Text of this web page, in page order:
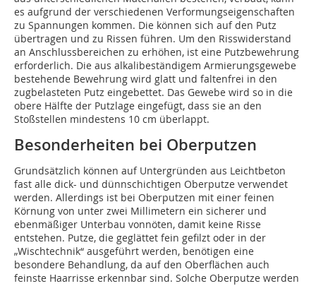
es aufgrund der verschiedenen Verformungseigenschaften
zu Spannungen kommen. Die können sich auf den Putz
übertragen und zu Rissen führen. Um den Risswiderstand
an Anschlussbereichen zu erhöhen, ist eine Putzbewehrung
erforderlich. Die aus alkalibeständigem Armierungsgewebe
bestehende Bewehrung wird glatt und faltenfrei in den
zugbelasteten Putz eingebettet. Das Gewebe wird so in die
obere Hälfte der Putzlage eingefügt, dass sie an den
Stoßstellen mindestens 10 cm überlappt.
Besonderheiten bei Oberputzen
Grundsätzlich können auf Untergründen aus Leichtbeton
fast alle dick- und dünnschichtigen Oberputze verwendet
werden. Allerdings ist bei Oberputzen mit einer feinen
Körnung von unter zwei Millimetern ein sicherer und
ebenmäßiger Unterbau vonnöten, damit keine Risse
entstehen. Putze, die geglättet fein gefilzt oder in der
„Wischtechnik“ ausgeführt werden, benötigen eine
besondere Behandlung, da auf den Oberflächen auch
feinste Haarrisse erkennbar sind. Solche Oberputze werden